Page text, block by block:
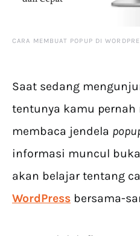
CARA MEMBUAT POPUP DI
Saat sedang
tentunya kamu pernah
membaca jendela
informasi muncul
akan belajar tentang
WordPress bersama-